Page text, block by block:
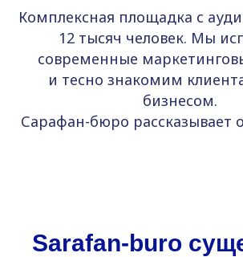
Комплексная площадка с
12 тысяч человек. Мы
современные
и тесно знакомим
бизнесом.
Сарафан-бюро рассказывает
Sarafan-buro